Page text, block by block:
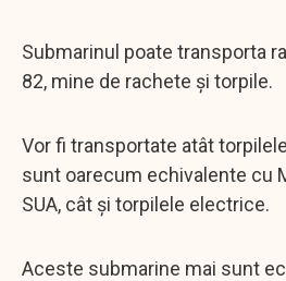
Submarinul poate transporta
82, mine de rachete și torpile.
Vor fi transportate atât
sunt oarecum echivalente cu
SUA, cât și torpilele electrice.
Aceste submarine mai sunt